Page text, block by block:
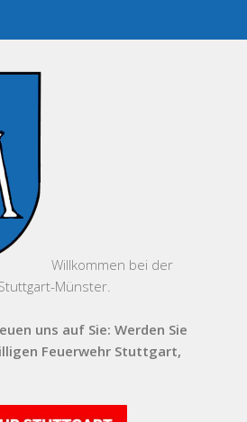
Willkommen bei der
Münster.
uns auf Sie: Werden Sie
Feuerwehr Stuttgart,